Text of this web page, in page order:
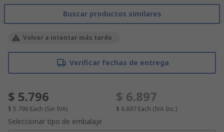
Buscar productos similares
Volver a intentar más tarde
Verificar fechas de entrega
$ 5.796
$ 5.796 Each (Sin IVA)
$ 6.897
$ 6.897 Each (IVA Inc.)
Seleccionar tipo de embalaje